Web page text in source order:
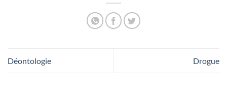
Déontologie Drogue